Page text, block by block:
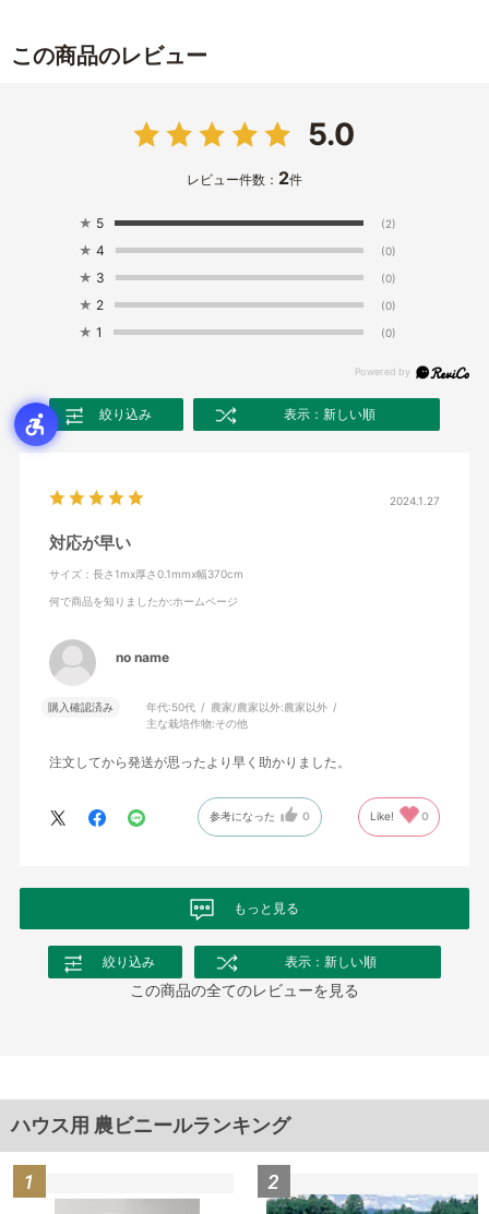
この商品のレビュー
5.0
レビュー件数： 2件
★ 5 (2)
★ 4 (0)
★ 3 (0)
★ 2 (0)
★ 1 (0)
絞り込み 表示：新しい順
2024.1.27
対応が早い
サイズ：長さ1mx厚さ0.1mmx幅370cm
何で商品を知りましたか:ホームページ
no name
購入確認済み 年代:50代 農家/農家以外:農家以外
主な栽培作物:その他
注文してから発送が思ったより早く助かりました。
参考になった 0 Like! 0
もっと見る
絞り込み 表示：新しい順
この商品の全てのレビューを見る
ハウス用 農ビニールランキング